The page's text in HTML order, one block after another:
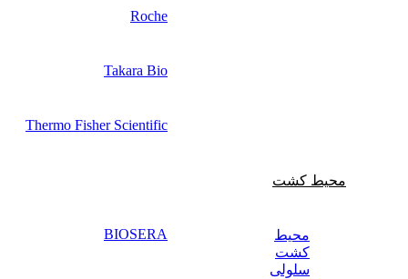
Roche
Takara Bio
Thermo Fisher Scientific
محیط کشت
محیط
کشت
سلولی
BIOSERA